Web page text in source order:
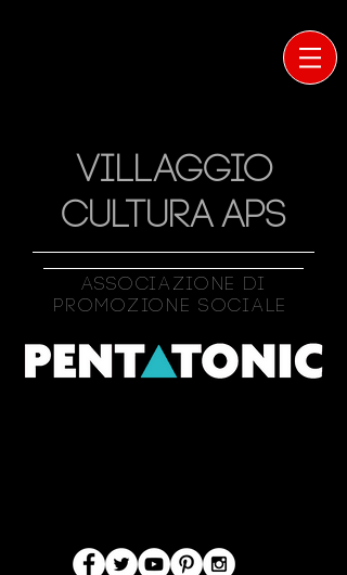
VILLAGGIO
CULTURA APS
Associazione Di
Promozione Sociale